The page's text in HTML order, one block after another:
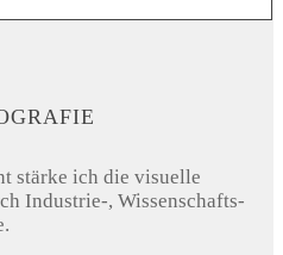
stärke ich die visuelle
Industrie-, Wissenschafts-